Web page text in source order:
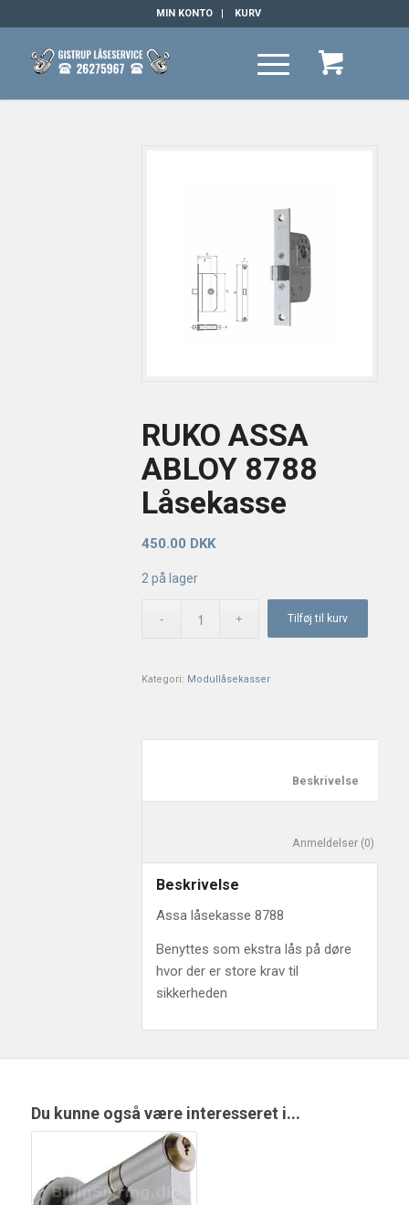
MIN KONTO KURV
RUKO ASSA
ABLOY 8788
Låsekasse
450.00 DKK
2 på lager
Tilføj til kurv
Kategori: Modullåsekasser
Beskrivelse
Assa låsekasse 8788
Benyttes som ekstra lås på døre
hvor der er store krav til
sikkerheden
Du kunne også være interesseret i...